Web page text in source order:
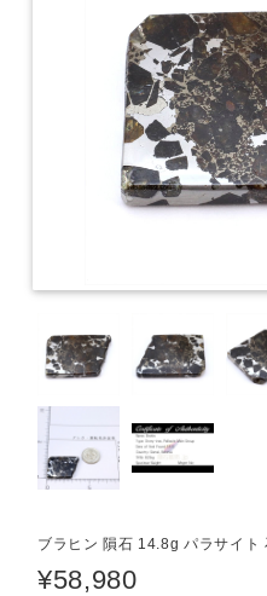
ブラヒン 隕石 14.8g パラサイ
¥58,980